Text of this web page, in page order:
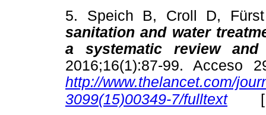
5. Speich B, Croll D,
sanitation and water
a systematic review and
2016;16(1):87-99. Acceso
http://www.thelancet.com/
3099(15)00349-7/fulltext